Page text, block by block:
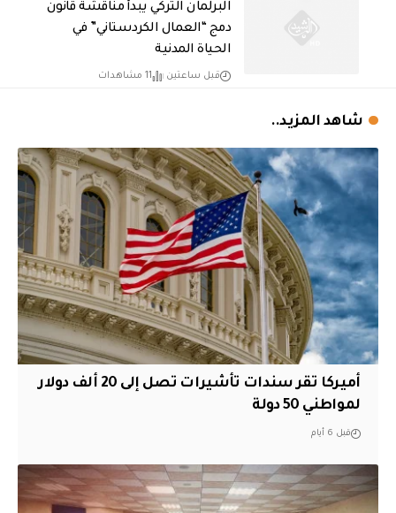
البرلمان التركي يبدأ مناقشة قانون
دمج “العمال الكردستاني” في
الحياة المدنية
قبل ساعتين 11 مشاهدات
شاهد المزيد..
أميركا تقر سندات تأشيرات تصل إلى 20 ألف دولار
لمواطني 50 دولة
قبل 6 أيام